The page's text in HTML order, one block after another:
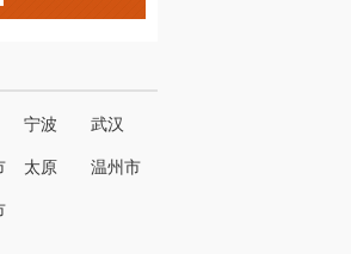
宁波 武汉
太原 温州市